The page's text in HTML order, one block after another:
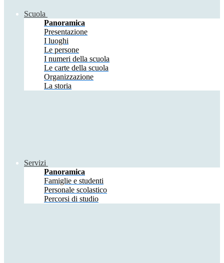
Scuola
Panoramica
Presentazione
I luoghi
Le persone
I numeri della scuola
Le carte della scuola
Organizzazione
La storia
Servizi
Panoramica
Famiglie e studenti
Personale scolastico
Percorsi di studio